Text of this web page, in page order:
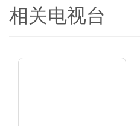
相关电视台